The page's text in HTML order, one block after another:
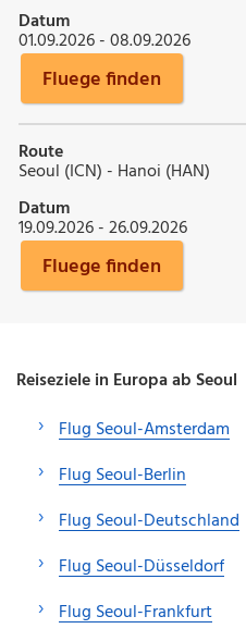
Datum
01.09.2026 - 08.09.2026
Fluege finden
Route
Seoul (ICN) - Hanoi (HAN)
Datum
19.09.2026 - 26.09.2026
Fluege finden
Reiseziele in Europa ab Seoul
Flug Seoul-Amsterdam
Flug Seoul-Berlin
Flug Seoul-Deutschland
Flug Seoul-Düsseldorf
Flug Seoul-Frankfurt